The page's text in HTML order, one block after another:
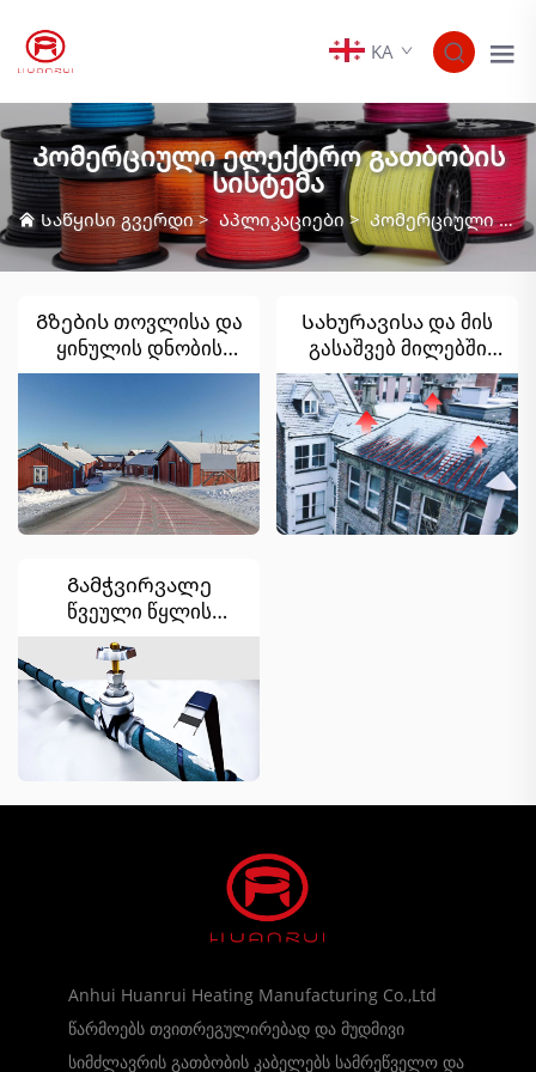
KA
Კომერციული ელექტრო გათბობის
სისტემა
Საწყისი გვერდი>Აპლიკაციები>Კომერციული ელექტრო გათბობის სისტემა
Გზების თოვლისა და
ყინულის დნობის
სისტემები
Სახურავისა და მის
გასაშვებ მილებში
თოვლისა და
ყინულის ამომგდები
ელექტრო გათბობის
სისტემა
Გამჭვირვალე
წვეული წყლის
მილების გათბობის
სისტემა
Anhui Huanrui Heating Manufacturing Co.,Ltd
წარმოებს თვითრეგულირებად და მუდმივი
სიმძლავრის გათბობის კაბელებს სამრეწველო და